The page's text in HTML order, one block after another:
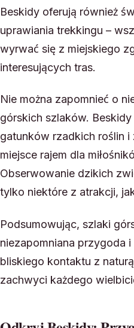
Beskidy oferują również
uprawiania trekkingu –
wyrwać się z miejskiego
interesujących tras.
Nie można zapomnieć o
górskich szlaków.
gatunków rzadkich roślin
miejsce rajem dla
Obserwowanie dzikich
tylko niektóre z atrakcji,
Podsumowując, szlaki
niezapomniana przygoda
bliskiego kontaktu z
zachwyci każdego